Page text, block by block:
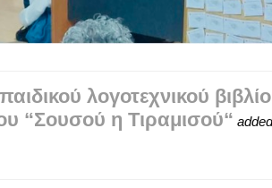
λογοτεχνικού
“Σουσού η Τιραμισού“